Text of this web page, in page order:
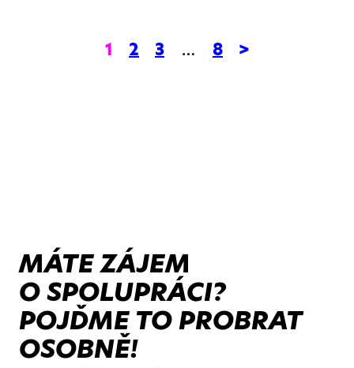
1 2 3 … 8 >
MÁTE ZÁJEM
O SPOLUPRÁCI?
POJĎME TO PROBRAT
OSOBNĚ!